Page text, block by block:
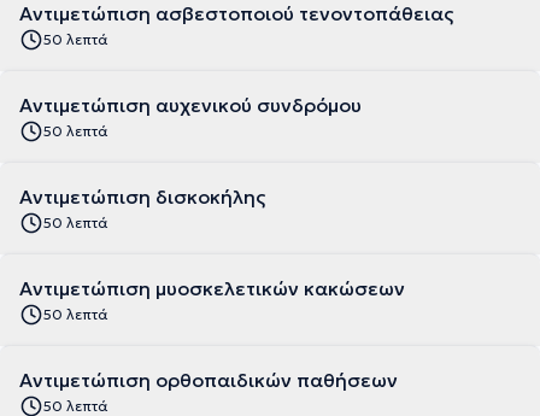
Αντιμετώπιση ασβεστοποιού τενοντοπάθειας
50 λεπτά
Αντιμετώπιση αυχενικού συνδρόμου
50 λεπτά
Αντιμετώπιση δισκοκήλης
50 λεπτά
Αντιμετώπιση μυοσκελετικών κακώσεων
50 λεπτά
Αντιμετώπιση ορθοπαιδικών παθήσεων
50 λεπτά